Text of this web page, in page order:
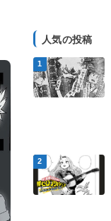
人気の投稿